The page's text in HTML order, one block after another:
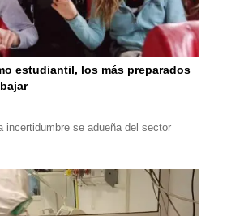
estudiantil, los más preparados
incertidumbre se adueña del sector